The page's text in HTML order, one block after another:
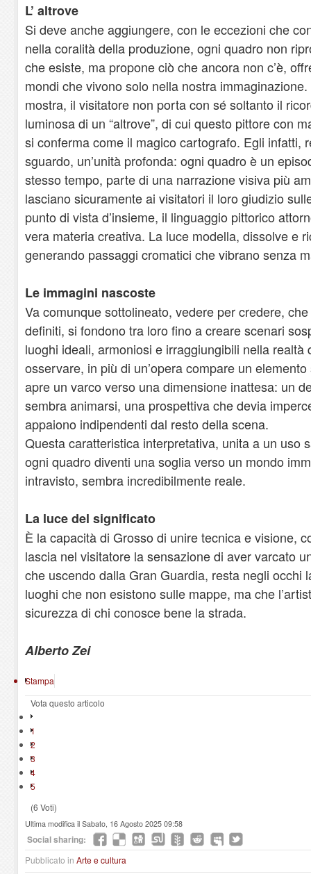
L’ altrove
Si deve anche aggiungere, con le eccezioni che
nella coralità della produzione, ogni quadro non
che esiste, ma propone ciò che ancora non c’è,
mondi che vivono solo nella nostra
mostra, il visitatore non porta con sé soltanto il
luminosa di un “altrove”, di cui questo pittore con
si conferma come il magico cartografo. Egli infatti,
sguardo, un’unità profonda: ogni quadro è un
stesso tempo, parte di una narrazione visiva più
lasciano sicuramente ai visitatori il loro giudizio
punto di vista d’insieme, il linguaggio pittorico
vera materia creativa. La luce modella, dissolve e
generando passaggi cromatici che vibrano senza
Le immagini nascoste
Va comunque sottolineato, vedere per credere,
definiti, si fondono tra loro fino a creare scenari
luoghi ideali, armoniosi e irraggiungibili nella realtà
osservare, in più di un’opera compare un
apre un varco verso una dimensione inattesa: un
sembra animarsi, una prospettiva che devia
appaiono indipendenti dal resto della scena.
Questa caratteristica interpretativa, unita a un uso
ogni quadro diventi una soglia verso un mondo
intravisto, sembra incredibilmente reale.
La luce del significato
È la capacità di Grosso di unire tecnica e visione,
lascia nel visitatore la sensazione di aver varcato
che uscendo dalla Gran Guardia, resta negli occhi
luoghi che non esistono sulle mappe, ma che
sicurezza di chi conosce bene la strada.
Alberto Zei
Stampa
Vota questo articolo
1
2
3
4
5
(6 Voti)
Ultima modifica il Sabato, 16 Agosto 2025 09:58
Social sharing:
Pubblicato in Arte e cultura